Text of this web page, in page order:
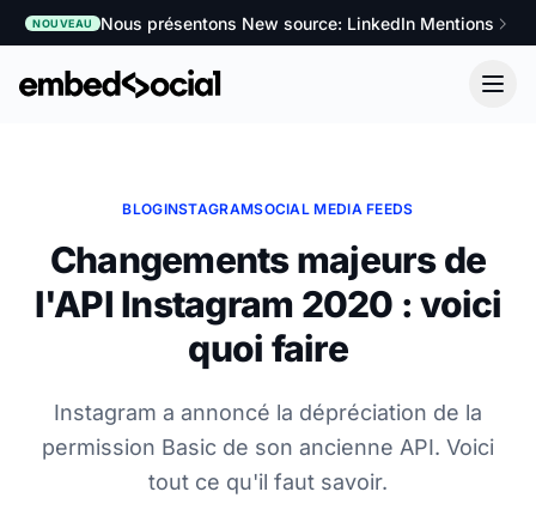
NOUVEAU Nous présentons New source: LinkedIn Mentions
BLOGINSTAGRAMSOCIAL MEDIA FEEDS
Changements majeurs de
l'API Instagram 2020 : voici
quoi faire
Instagram a annoncé la dépréciation de la
permission Basic de son ancienne API. Voici
tout ce qu'il faut savoir.